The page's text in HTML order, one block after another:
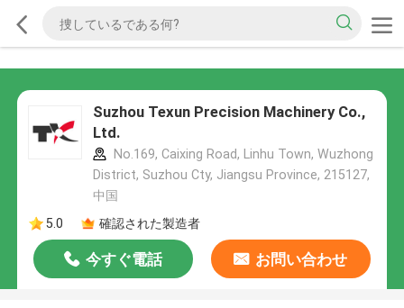
Suzhou Texun Precision Machinery Co.,
Ltd.
No.169, Caixing Road, Linhu Town, Wuzhong
District, Suzhou Cty, Jiangsu Province, 215127,
中国
5.0
確認された製造者
今すぐ電話 お問い合わせ